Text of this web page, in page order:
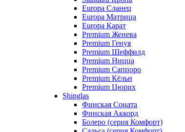
Europa Сланец
Europa Матрица
Europa Карат
Premium Женева
Premium Генуя
Premium Шеффилд
Premium Ницца
Premium Саппоро
Premium Кёльн
Premium Цюрих
Shinglas
Финская Соната
Финская Аккорд
Болеро (серия Комфорт)